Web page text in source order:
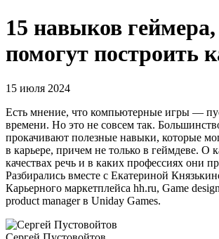
15 навыков
помогут построить
15 июля 2024
Есть мнение, что компьютерные игры —
времени. Но это не совсем так.
прокачивают полезные навыки, которые
в карьере, причем не только в геймдеве. О
качествах речь и в каких профессиях они
Разбирались вместе с Екатериной
Карьерного маркетплейса hh.ru, Game
product manager в Uniday Games.